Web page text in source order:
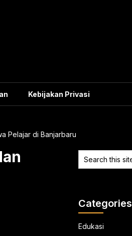
Kebijakan Privasi
Pelajar di Banjarbaru
Categories
Edukasi